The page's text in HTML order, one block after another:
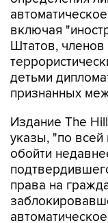
включая
Штатов, членов
детьми
признанных
Издание The Hill
указы, "по всей
обойти
права на